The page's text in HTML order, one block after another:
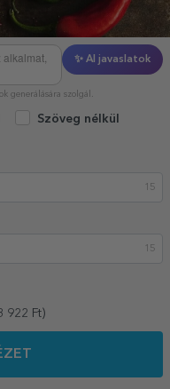
✨ AI javaslatok
generálására szolgál.
Szöveg nélkül
15
15
922 Ft)